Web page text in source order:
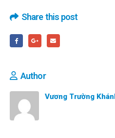
Share this post
Author
Vương Trường